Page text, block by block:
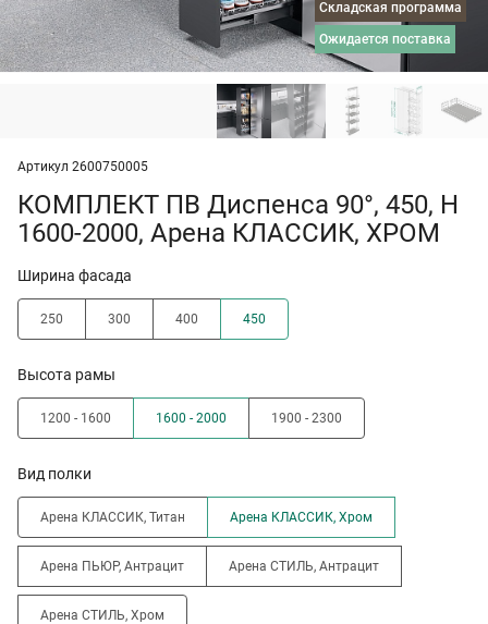
Складская программа
ожидается поставка
Артикул 2600750005
КОМПЛЕКТ ПВ Диспенса 90°, 450, H
1600-2000, Арена КЛАССИК, ХРОМ
Ширина фасада
250 300 400 450
Высота рамы
1200 - 1600 1600 - 2000 1900 - 2300
Вид полки
Арена КЛАССИК, Титан Арена КЛАССИК, Хром
Арена ПЬЮР, Антрацит Арена СТИЛЬ, Антрацит
Арена СТИЛЬ, Хром